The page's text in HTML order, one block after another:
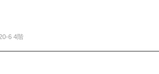
6 4階